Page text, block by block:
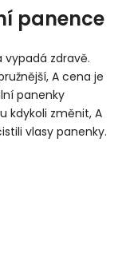
panence
vypadá zdravě.
A cena je
panenky
kdykoli změnit, A
vlasy panenky.